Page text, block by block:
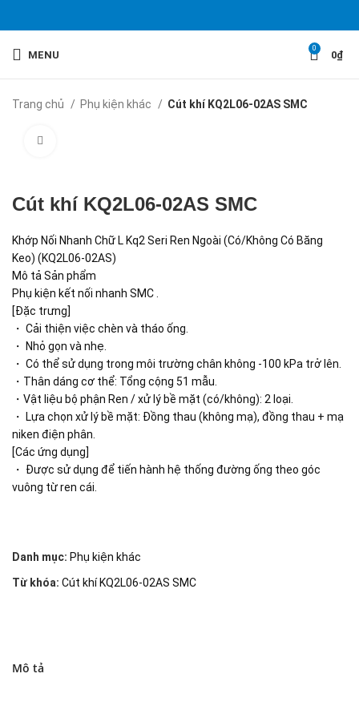
MENU
0
0₫
Trang chủ Phụ kiện khác Cút khí KQ2L06-02AS SMC
Cút khí KQ2L06-02AS SMC
Khớp Nối Nhanh Chữ L Kq2 Seri Ren Ngoài (Có/Không Có Băng
Keo) (KQ2L06-02AS)
Mô tả Sản phẩm
Phụ kiện kết nối nhanh SMC .
[Đặc trưng]
・ Cải thiện việc chèn và tháo ống.
・ Nhỏ gọn và nhẹ.
・ Có thể sử dụng trong môi trường chân không -100 kPa trở lên.
・Thân dáng cơ thể: Tổng cộng 51 mẫu.
・Vật liệu bộ phận Ren / xử lý bề mặt (có/không): 2 loại.
・ Lựa chọn xử lý bề mặt: Đồng thau (không mạ), đồng thau + mạ
niken điện phân.
[Các ứng dụng]
・ Được sử dụng để tiến hành hệ thống đường ống theo góc
vuông từ ren cái.
Danh mục: Phụ kiện khác
Từ khóa: Cút khí KQ2L06-02AS SMC
Mô tả